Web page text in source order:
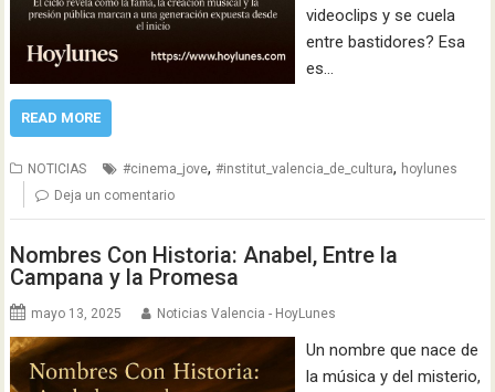
videoclips y se cuela
entre bastidores? Esa
es…
READ MORE
NOTICIAS #cinema_jove,#institut_valencia_de_cultura, hoylunes
Deja un comentario
Nombres Con Historia: Anabel, Entre la
Campana y la Promesa
mayo 13, 2025 Noticias Valencia - HoyLunes
Un nombre que nace de
la música y del misterio,